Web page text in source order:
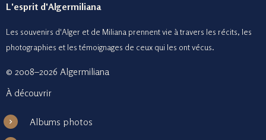
L'esprit d'Algermiliana
Les souvenirs d'Alger et de Miliana prennent vie à travers les récits, les
photographies et les témoignages de ceux qui les ont vécus.
© 2008–2026 Algermiliana
À découvrir
Albums photos